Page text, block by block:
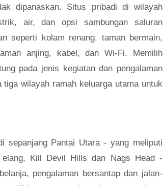
dipanaskan. Situs pribadi di wilayah
air, dan opsi sambungan saluran
seperti kolam renang, taman bermain,
anjing, kabel, dan Wi-Fi. Memilih
pada jenis kegiatan dan pengalaman
wilayah ramah keluarga utama untuk
sepanjang Pantai Utara - yang meliputi
elang, Kill Devil Hills dan Nags Head -
pengalaman bersantap dan jalan-